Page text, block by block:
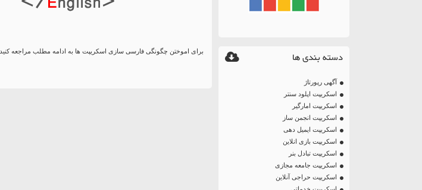
دسته بندی ها
آگهی رپورتاژ
اسکریپت اپلود سنتر
اسکریپت امارگیر
اسکریپت انجمن ساز
اسکریپت ایمیل دهی
اسکریپت بازی انلاین
اسکریپت تبادل بنر
اسکریپت جامعه مجازی
اسکریپت حراجی آنلاین
برای اموختن چگونگی فارسی سازی اسکریپت ها به ادامه مطلب مراجعه کنید.